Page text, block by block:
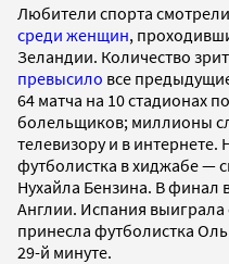
Любители спорта смотрели
среди женщин,
Зеландии. Количество
превысило все
64 матча на 10 стадионах
болельщиков; миллионы
телевизору и в интернете.
футболистка в хиджабе —
Нухайла Бензина. В
Англии. Испания выиграла
принесла футболистка
29-й минуте.